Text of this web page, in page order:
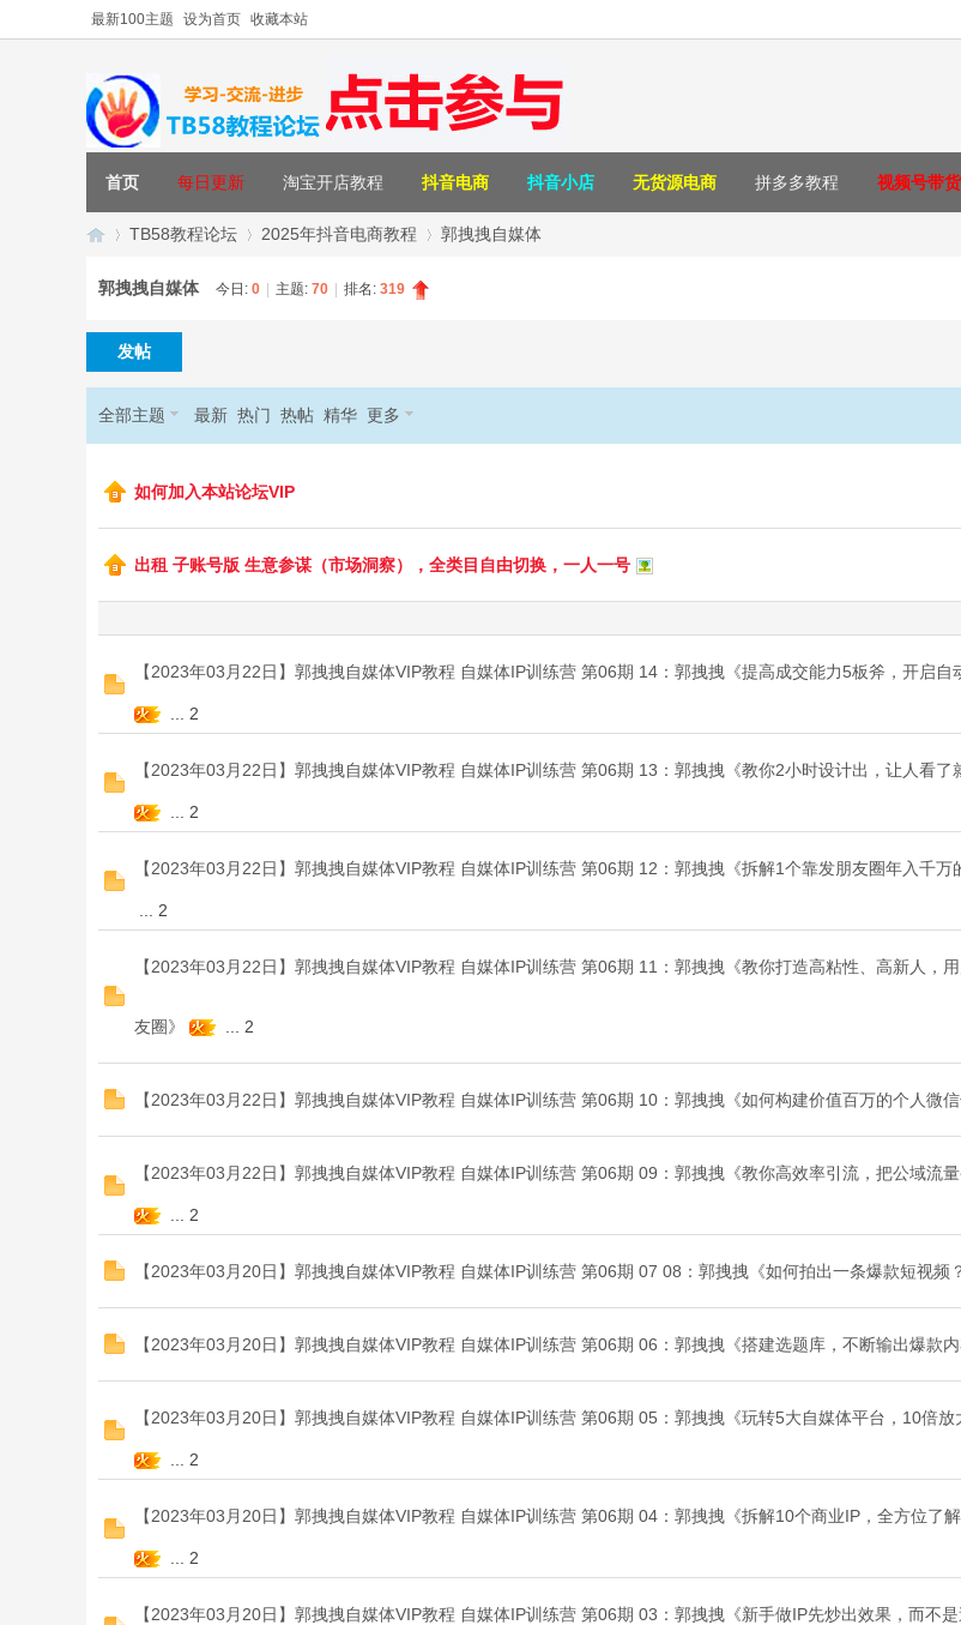
最新100主题 设为首页 收藏本站
首页 每日更新 淘宝开店教程 抖音电商 抖音小店 无货源电商 拼多多教程 视频号带货
T »
TB58教程论坛 2025年抖音电商教程 郭拽拽自媒体
郭拽拽自媒体 今日: 0 主题: 70 排名: 319
发帖
全部主题 最新 热门 热帖 精华 更多
如何加入本站论坛VIP
出租 子账号版 生意参谋（市场洞察），全类目自由切换，一人一号
【2023年03月22日】郭拽拽自媒体VIP教程 自媒体IP训练营 第06期 14：郭拽拽《提高成交能力5板斧，开启自
2
【2023年03月22日】郭拽拽自媒体VIP教程 自媒体IP训练营 第06期 13：郭拽拽《教你2小时设计出，让人看了
2
【2023年03月22日】郭拽拽自媒体VIP教程 自媒体IP训练营 第06期 12：郭拽拽《拆解1个靠发朋友圈年入千万
2
【2023年03月22日】郭拽拽自媒体VIP教程 自媒体IP训练营 第06期 11：郭拽拽《教你打造高粘性、高新人，
友圈》 2
【2023年03月22日】郭拽拽自媒体VIP教程 自媒体IP训练营 第06期 10：郭拽拽《如何构建价值百万的个人微信
【2023年03月22日】郭拽拽自媒体VIP教程 自媒体IP训练营 第06期 09：郭拽拽《教你高效率引流，把公域流量
2
【2023年03月20日】郭拽拽自媒体VIP教程 自媒体IP训练营 第06期 07 08：郭拽拽《如何拍出一条爆款短视频？
【2023年03月20日】郭拽拽自媒体VIP教程 自媒体IP训练营 第06期 06：郭拽拽《搭建选题库，不断输出爆款内
【2023年03月20日】郭拽拽自媒体VIP教程 自媒体IP训练营 第06期 05：郭拽拽《玩转5大自媒体平台，10倍放
2
【2023年03月20日】郭拽拽自媒体VIP教程 自媒体IP训练营 第06期 04：郭拽拽《拆解10个商业IP，全方位了解
2
【2023年03月20日】郭拽拽自媒体VIP教程 自媒体IP训练营 第06期 03：郭拽拽《新手做IP先炒出效果，而不是